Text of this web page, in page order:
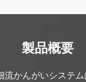
製品概要
流かんがいシステ